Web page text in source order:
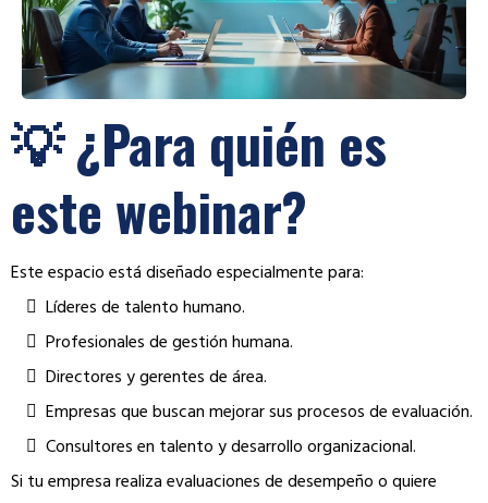
💡 ¿Para quién es
este webinar?
Este espacio está diseñado especialmente para:
Líderes de talento humano.
Profesionales de gestión humana.
Directores y gerentes de área.
Empresas que buscan mejorar sus procesos de evaluación.
Consultores en talento y desarrollo organizacional.
Si tu empresa realiza evaluaciones de desempeño o quiere